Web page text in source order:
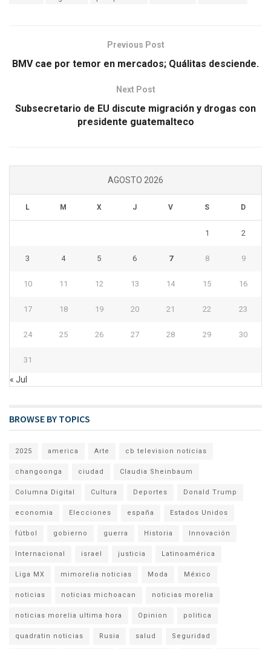
Previous Post
BMV cae por temor en mercados; Quálitas desciende.
Next Post
Subsecretario de EU discute migración y drogas con
presidente guatemalteco
AGOSTO 2026
L M X J V S D
1 2
3 4 5 6 7 8 9
10 11 12 13 14 15 16
17 18 19 20 21 22 23
24 25 26 27 28 29 30
31
« Jul
BROWSE BY TOPICS
2025 america Arte cb television noticias
changoonga ciudad Claudia Sheinbaum
Columna Digital Cultura Deportes Donald Trump
economia Elecciones españa Estados Unidos
fútbol gobierno guerra Historia Innovación
Internacional israel justicia Latinoamérica
Liga MX mimorelia noticias Moda México
noticias noticias michoacan noticias morelia
noticias morelia ultima hora Opinion politica
quadratin noticias Rusia salud Seguridad